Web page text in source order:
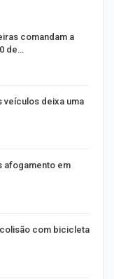
comandam a
de…
veículos deixa uma
afogamento em
com bicicleta